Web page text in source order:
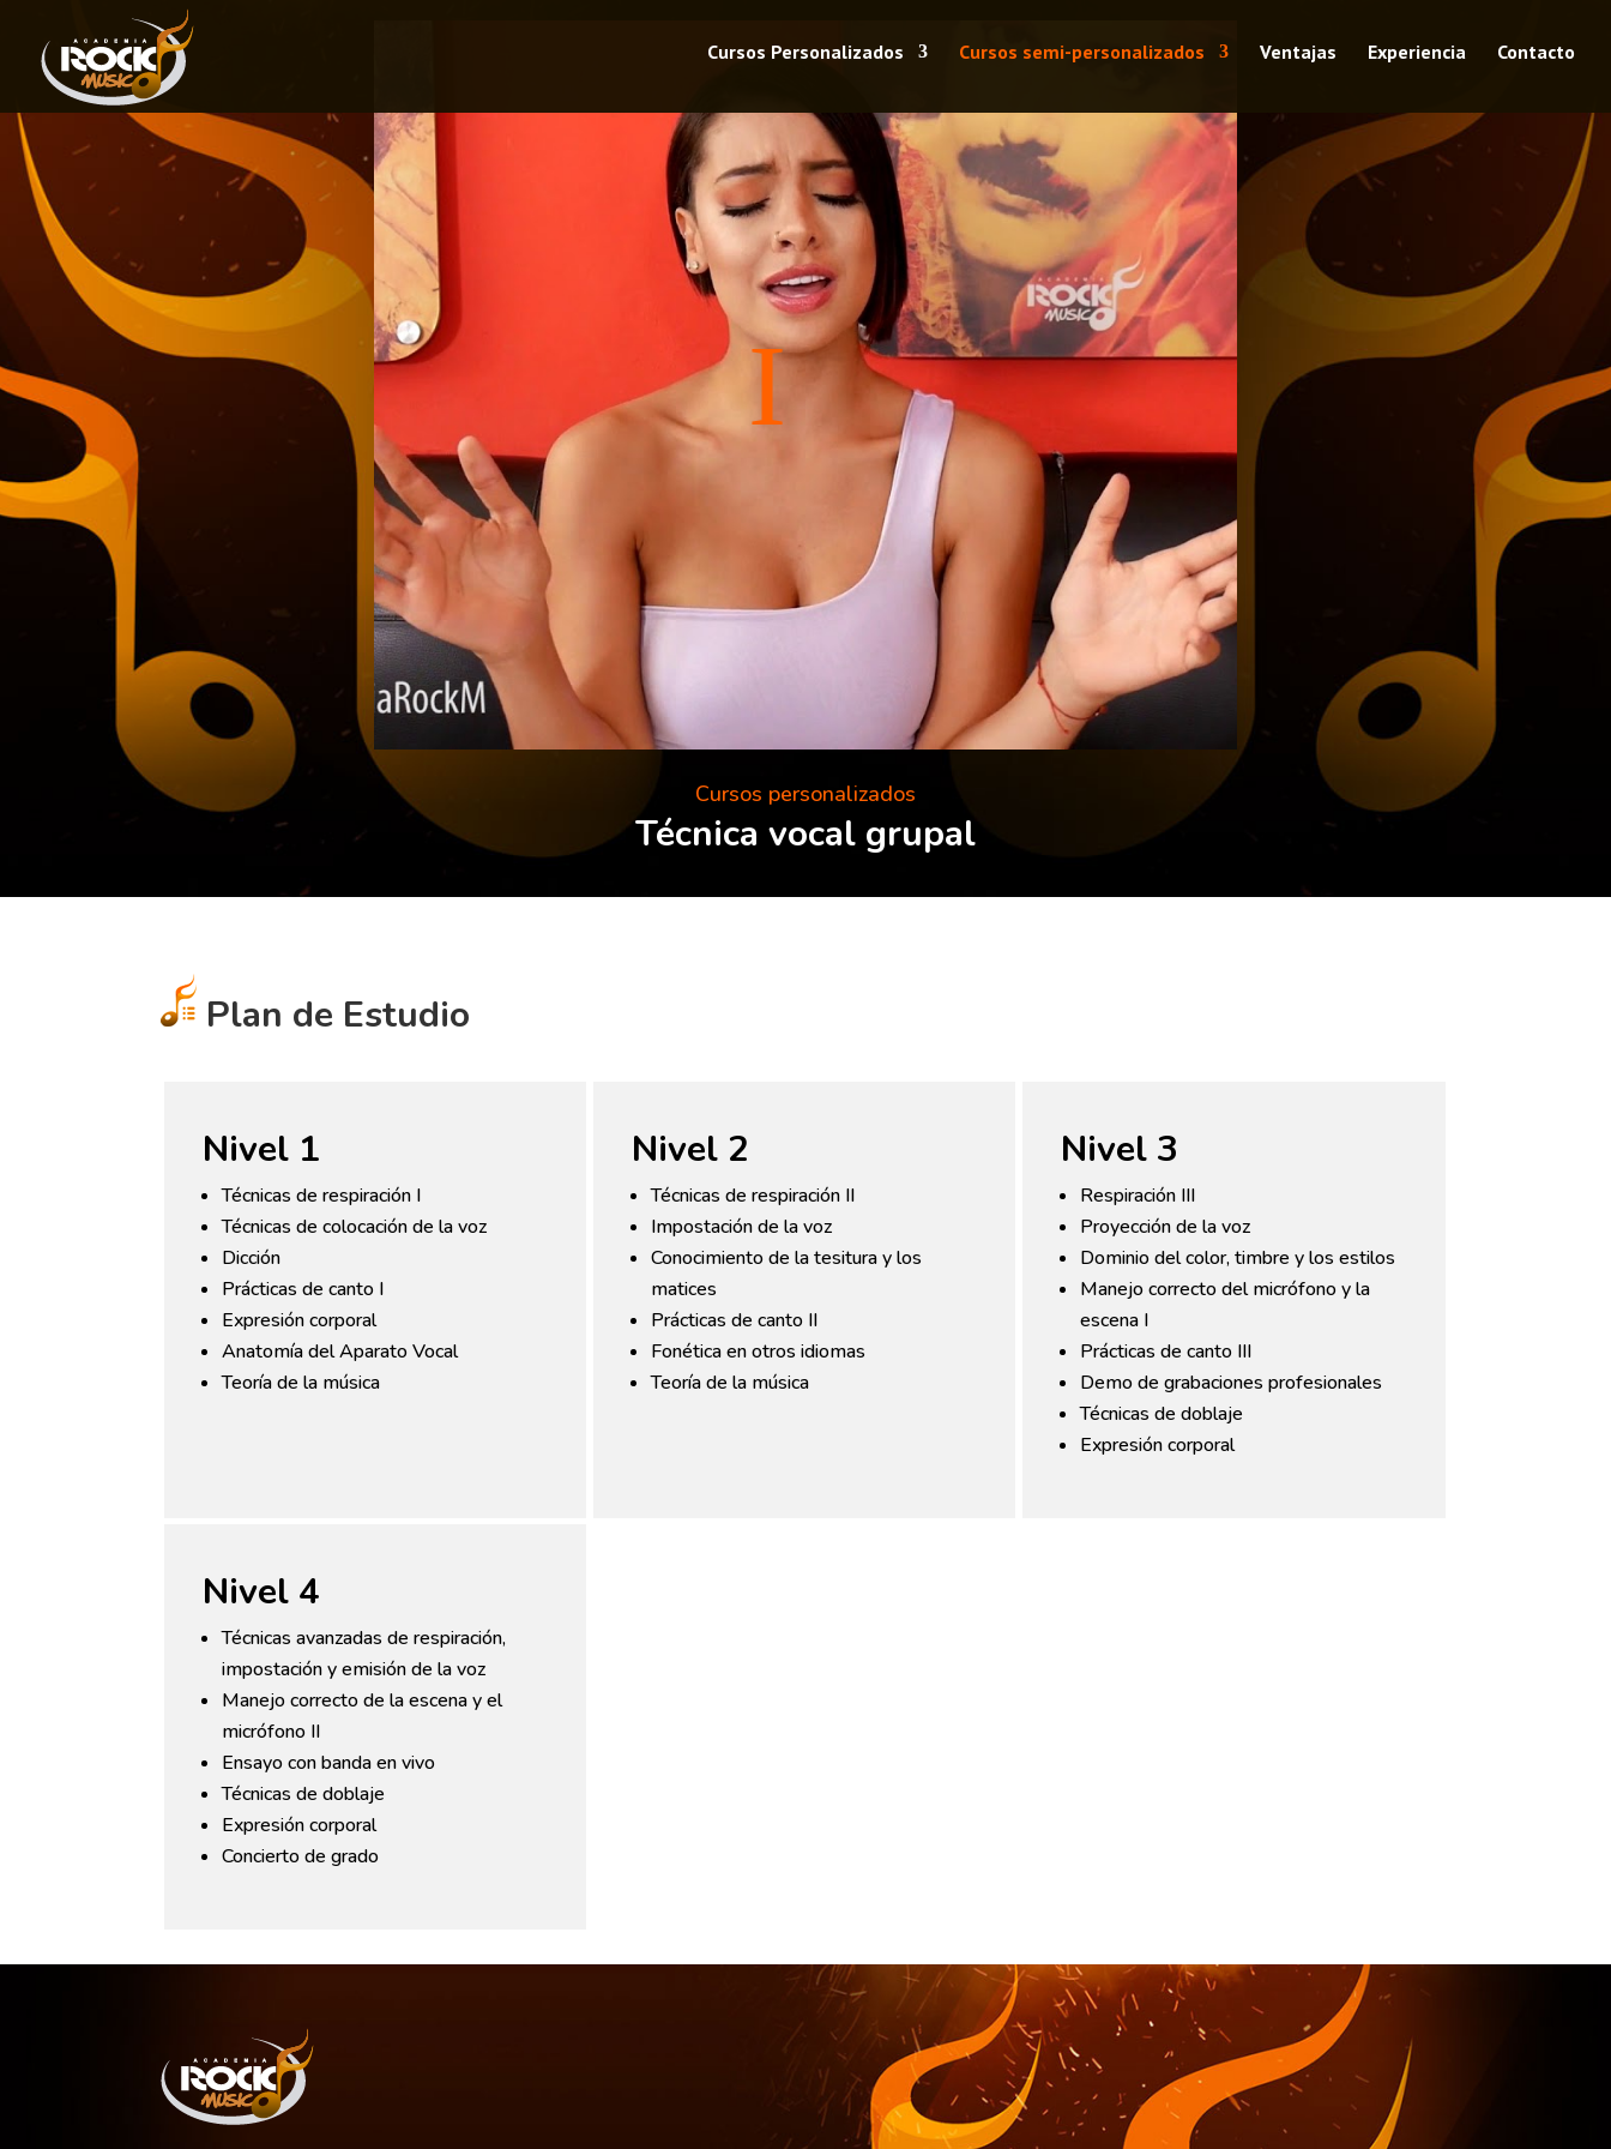
Cursos Personalizados Cursos semi-personalizados Ventajas Experiencia Contacto
Cursos personalizados
Técnica vocal grupal
Plan de Estudio
Nivel 1
Técnicas de respiración I
Técnicas de colocación de la voz
Dicción
Prácticas de canto I
Expresión corporal
Anatomía del Aparato Vocal
Teoría de la música
Nivel 2
Técnicas de respiración II
Impostación de la voz
Conocimiento de la tesitura y los
matices
Prácticas de canto II
Fonética en otros idiomas
Teoría de la música
Nivel 3
Respiración III
Proyección de la voz
Dominio del color, timbre y los estilos
Manejo correcto del micrófono y la
escena I
Prácticas de canto III
Demo de grabaciones profesionales
Técnicas de doblaje
Expresión corporal
Nivel 4
Técnicas avanzadas de respiración,
impostación y emisión de la voz
Manejo correcto de la escena y el
micrófono II
Ensayo con banda en vivo
Técnicas de doblaje
Expresión corporal
Concierto de grado